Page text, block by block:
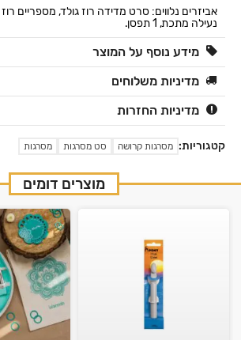
נעילה מתכת, 1 תפסן.
מידע נוסף על המוצר
מדיניות משלוחים
מדיניות החזרות
קטגוריות: מסרגות קרושה סט מסרגות מסרגות
מוצרים דומים